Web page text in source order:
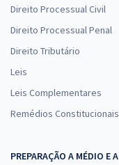
Direito Processual Civil
Direito Processual Penal
Direito Tributário
Leis
Leis Complementares
Remédios Constitucionais
PREPARAÇÃO A MÉDIO E A